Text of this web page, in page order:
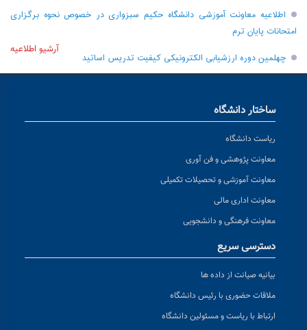
اطلاعیه معاونت آموزشی دانشگاه حکیم سبزواری در خصوص نحوه برگزاری
امتحانات پایان ترم
چهلمین دوره ارزشیابی الکترونیکی کیفیت تدریس اساتید
آرشیو اطلاعیه
ساختار دانشگاه
ریاست دانشگاه
معاونت پژوهشی و فن آوری
معاونت آموزشی و تحصیلات تکمیلی
معاونت اداری مالی
معاونت فرهنگی و دانشجویی
دسترسی سریع
بیانیه صیانت از داده ها
ملاقات حضوری با رئیس دانشگاه
ارتباط با ریاست و مسئولین دانشگاه